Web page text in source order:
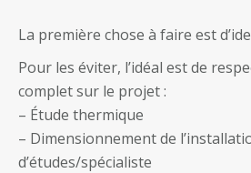
La première chose à faire est
Pour les éviter, l’idéal est de
complet sur le projet :
– Étude thermique
– Dimensionnement de
d’études/spécialiste